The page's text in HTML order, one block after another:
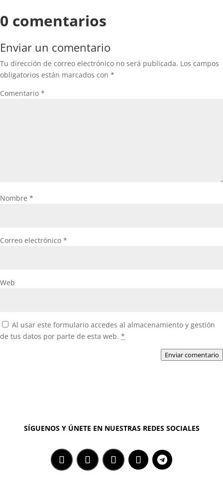
0 comentarios
Enviar un comentario
Tu dirección de correo electrónico no será publicada. Los campos
obligatorios están marcados con *
Comentario *
Nombre *
Correo electrónico *
Web
Al usar este formulario accedes al almacenamiento y gestión
de tus datos por parte de esta web. *
Enviar comentario
SÍGUENOS Y ÚNETE EN NUESTRAS REDES SOCIALES